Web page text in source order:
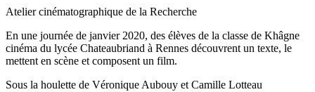
Atelier cinématographique de la Recherche
En une journée de janvier 2020, des élèves de la classe de Khâgne
cinéma du lycée Chateaubriand à Rennes découvrent un texte, le
mettent en scène et composent un film.
Sous la houlette de Véronique Aubouy et Camille Lotteau